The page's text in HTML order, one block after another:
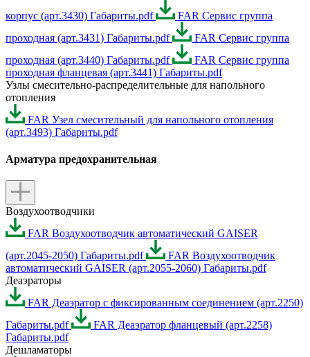
корпус (арт.3430) Габариты.pdf
FAR Сервис группа
проходная (арт.3431) Габариты.pdf
FAR Сервис группа
проходная (арт.3440) Габариты.pdf
FAR Сервис группа
проходная фланцевая (арт.3441) Габариты.pdf
Узлы смесительно-распределительные для напольного
отопления
FAR Узел смесительный для напольного отопления
(арт.3493) Габариты.pdf
Арматура предохранительная
Воздухоотводчики
FAR Воздухоотводчик автоматический GAISER
(арт.2045-2050) Габариты.pdf
FAR Воздухоотводчик
автоматический GAISER (арт.2055-2060) Габариты.pdf
Деаэраторы
FAR Деаэратор с фиксированным соединением (арт.2250)
Габариты.pdf
FAR Деаэратор фланцевый (арт.2258)
Габариты.pdf
Дешламаторы